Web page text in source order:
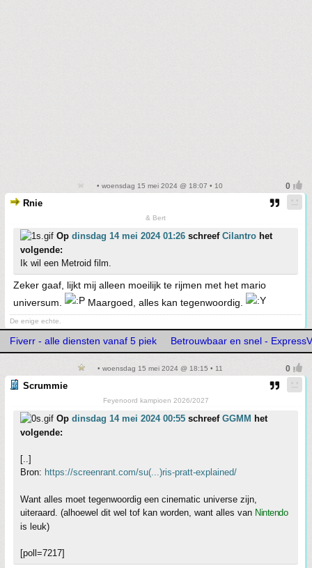
• woensdag 15 mei 2024 @ 18:07 • 10
Rnie
& Bert
Op dinsdag 14 mei 2024 01:26 schreef Cilantro het
volgende:
Ik wil een Metroid film.
Zeker gaaf, lijkt mij alleen moeilijk te rijmen met het mario
universum.
Maargoed, alles kan tegenwoordig.
De enige echte.
Fiverr - alle diensten vanaf 5 piek Betrouwbaar en snel -
• woensdag 15 mei 2024 @ 18:15 • 11
Scrummie
Feyenoord kampioen 2026/2027
Op dinsdag 14 mei 2024 00:55 schreef GGMM het
volgende:
[..]
Bron: https://screenrant.com/su(...)ris-pratt-explained/
Want alles moet tegenwoordig een cinematic universe zijn,
uiteraard. (alhoewel dit wel tof kan worden, want alles van Nintendo
is leuk)
[poll=7217]